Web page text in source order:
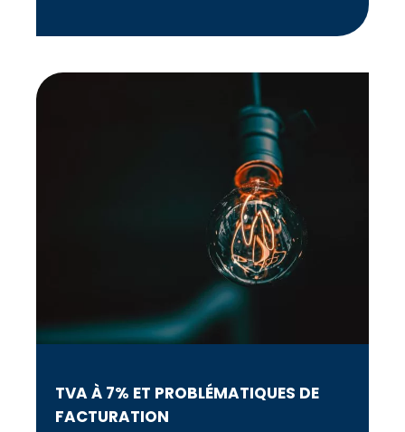
TVA À 7% ET PROBLÉMATIQUES DE
FACTURATION